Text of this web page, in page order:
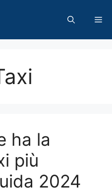
ha la
più
2024